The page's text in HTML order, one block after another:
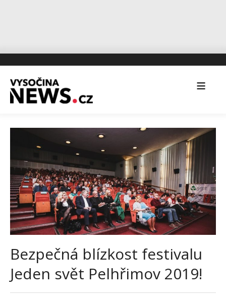
Bezpečná blízkost festivalu
Jeden svět Pelhřimov 2019!